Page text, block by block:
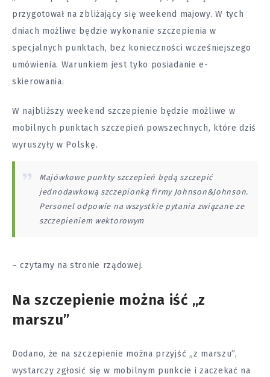
przygotował na zbliżający się weekend majowy. W tych
dniach możliwe będzie wykonanie szczepienia w
specjalnych punktach, bez konieczności wcześniejszego
umówienia. Warunkiem jest tyko posiadanie e-
skierowania.
W najbliższy weekend szczepienie będzie możliwe w
mobilnych punktach szczepień powszechnych, które dziś
wyruszyły w Polskę.
Majówkowe punkty szczepień będą szczepić
jednodawkową szczepionką firmy Johnson&Johnson.
Personel odpowie na wszystkie pytania związane ze
szczepieniem wektorowym
– czytamy na stronie rządowej.
Na szczepienie można iść „z
marszu”
Dodano, że na szczepienie można przyjść „z marszu”,
wystarczy zgłosić się w mobilnym punkcie i zaczekać na